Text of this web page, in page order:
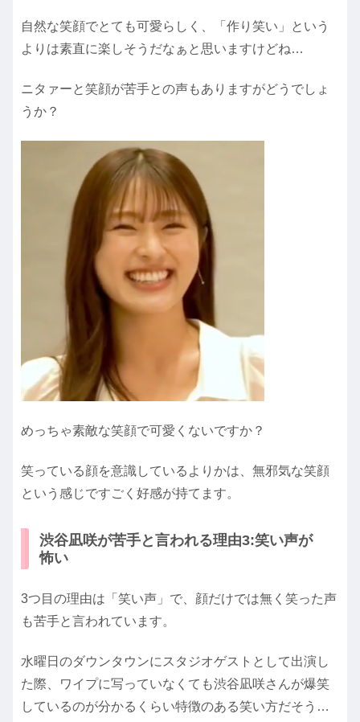
自然な笑顔でとても可愛らしく、「作り笑い」という
よりは素直に楽しそうだなぁと思いますけどね…
ニタァーと笑顔が苦手との声もありますがどうでしょ
うか？
めっちゃ素敵な笑顔で可愛くないですか？
笑っている顔を意識しているよりかは、無邪気な笑顔
という感じですごく好感が持てます。
渋谷凪咲が苦手と言われる理由3:笑い声が
怖い
3つ目の理由は「笑い声」で、顔だけでは無く笑った声
も苦手と言われています。
水曜日のダウンタウンにスタジオゲストとして出演し
た際、ワイプに写っていなくても渋谷凪咲さんが爆笑
しているのが分かるくらい特徴のある笑い方だそう…